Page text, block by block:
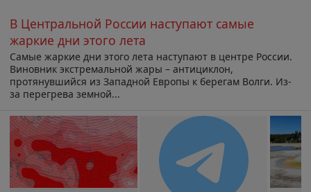
В Центральной России наступают самые
жаркие дни этого лета
Самые жаркие дни этого лета наступают в центре России.
Виновник экстремальной жары – антициклон,
протянувшийся из Западной Европы к берегам Волги. Из-
за перегрева земной...